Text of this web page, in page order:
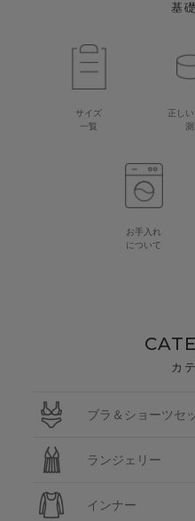
基
サイズ
一覧
正し
お手入れ
について
カ
ブラ＆ショーツセ
ランジェリー
インナー